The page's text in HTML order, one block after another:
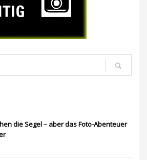
die Segel – aber das Foto-Abenteuer